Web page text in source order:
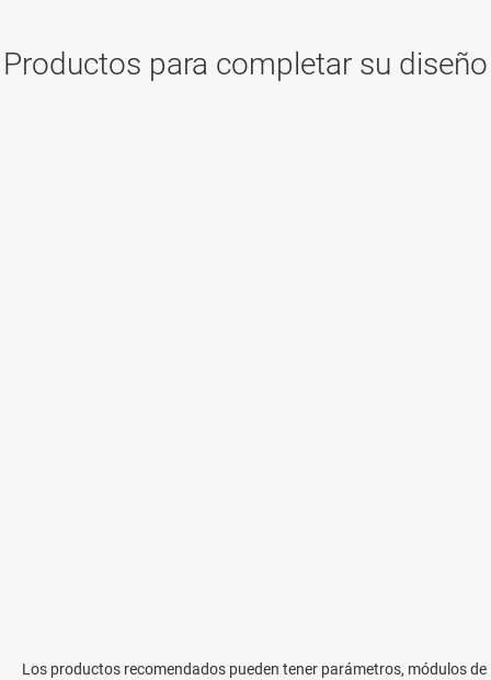
Los productos recomendados pueden tener parámetros, módulos de